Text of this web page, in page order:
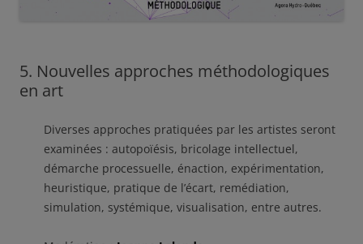
5. Nouvelles approches méthodologiques
en art
Diverses approches pratiquées par les artistes seront
examinées : autopoïésis, bricolage intellectuel,
démarche processuelle, énaction, expérimentation,
heuristique, pratique de l’écart, remédiation,
simulation, systémique, visualisation, entre autres.